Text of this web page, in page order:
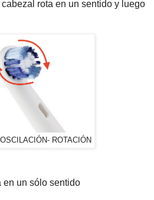
cabezal rota en un sentido y luego
ROTACIÓN
en un sólo sentido